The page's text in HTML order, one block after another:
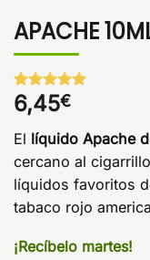
APACHE
Valorado
con5 de 5
en base a
1
valoración
de un
6,45€
El líquido Apache
cercano al
líquidos favoritos
tabaco rojo
¡Recíbelo martes!